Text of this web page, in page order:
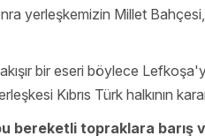
yerleşkemizin Millet
bir eseri böylece
Kıbrıs Türk halkının
bereketli topraklara